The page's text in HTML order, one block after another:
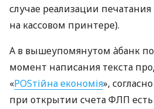
случае реализации
на кассовом принтере).
А в вышеупомянутом àбанк
момент написания текста
«POSтійна економія»,
при открытии счета ФЛП